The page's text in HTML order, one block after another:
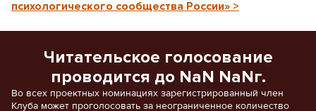
психологического сообщества России» >
Читательское голосование
проводится до NaN NaNг.
Во всех проектных номинациях зарегистрированный член
Клуба может проголосовать за неограниченное количество